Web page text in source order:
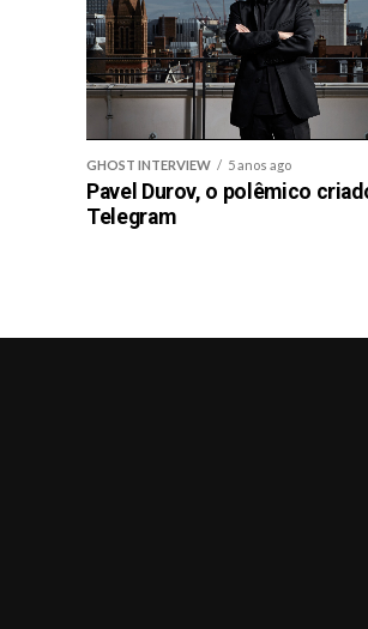
GHOST INTERVIEW 5 anos ago
Pavel Durov, o polêmico
Telegram